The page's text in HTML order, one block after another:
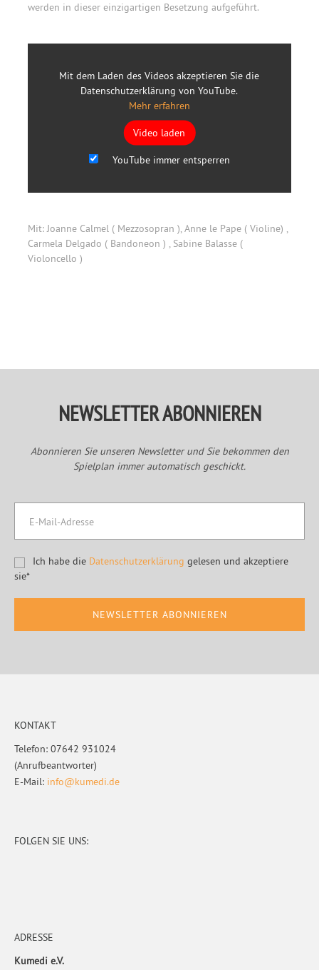
werden in dieser einzigartigen Besetzung aufgeführt.
Mit dem Laden des Videos akzeptieren Sie die
Datenschutzerklärung von YouTube.
Mehr erfahren
Video laden
YouTube immer entsperren
Mit: Joanne Calmel ( Mezzosopran ), Anne le Pape ( Violine) ,
Carmela Delgado ( Bandoneon ) , Sabine Balasse (
Violoncello )
NEWSLETTER ABONNIEREN
Abonnieren Sie unseren Newsletter und Sie bekommen den
Spielplan immer automatisch geschickt.
Ich habe die Datenschutzerklärung gelesen und akzeptiere
sie*
KONTAKT
Telefon: 07642 931024
(Anrufbeantworter)
E-Mail: info@kumedi.de
FOLGEN SIE UNS:
ADRESSE
Kumedi e.V.